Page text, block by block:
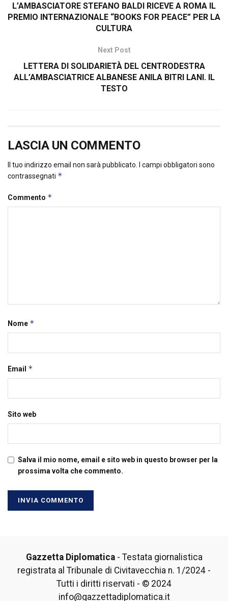
L’AMBASCIATORE STEFANO BALDI RICEVE A ROMA IL
PREMIO INTERNAZIONALE “BOOKS FOR PEACE” PER LA
CULTURA
Next Post
LETTERA DI SOLIDARIETÀ DEL CENTRODESTRA
ALL’AMBASCIATRICE ALBANESE ANILA BITRI LANI. IL
TESTO
LASCIA UN COMMENTO
Il tuo indirizzo email non sarà pubblicato.
I campi obbligatori sono
contrassegnati *
Commento *
Nome *
Email *
Sito web
Salva il mio nome, email e sito web in questo browser per la
prossima volta che commento.
Gazzetta Diplomatica- Testata giornalistica
registrata al Tribunale di Civitavecchia n. 1/2024 -
Tutti i diritti riservati - © 2024
info@gazzettadiplomatica.it